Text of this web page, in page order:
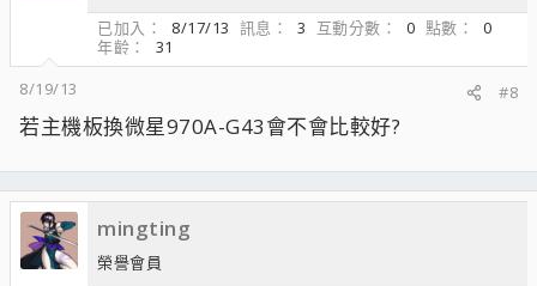
已加入
8/17/13 訊息 3 互動分數 0 點數
0
年齡
31
8/19/13
#8
若主機板換微星970A-G43會不會比較好?
mingting
榮譽會員